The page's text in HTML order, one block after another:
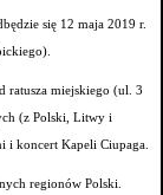
się 12 maja 2019 r.
ratusza miejskiego (ul. 3
(z Polski, Litwy i
i koncert Kapeli Ciupaga.
regionów Polski.